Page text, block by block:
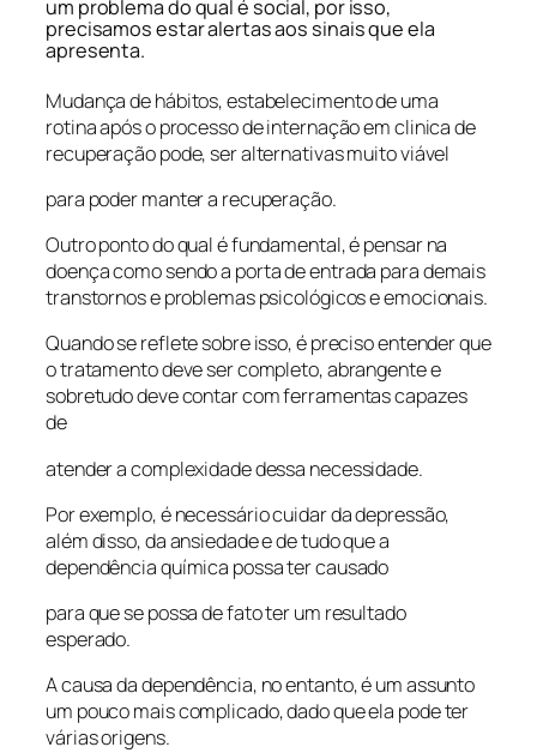
um problema do qual é social, por isso,
precisamos estar alertas aos sinais que ela
apresenta.
Mudança de hábitos, estabelecimento de uma
rotina após o processo de internação em clinica de
recuperação pode, ser alternativas muito viável
para poder manter a recuperação.
Outro ponto do qual é fundamental, é pensar na
doença como sendo a porta de entrada para demais
transtornos e problemas psicológicos e emocionais.
Quando se reflete sobre isso, é preciso entender que
o tratamento deve ser completo, abrangente e
sobretudo deve contar com ferramentas capazes
de
atender a complexidade dessa necessidade.
Por exemplo, é necessário cuidar da depressão,
além disso, da ansiedade e de tudo que a
dependência química possa ter causado
para que se possa de fato ter um resultado
esperado.
A causa da dependência, no entanto, é um assunto
um pouco mais complicado, dado que ela pode ter
várias origens.